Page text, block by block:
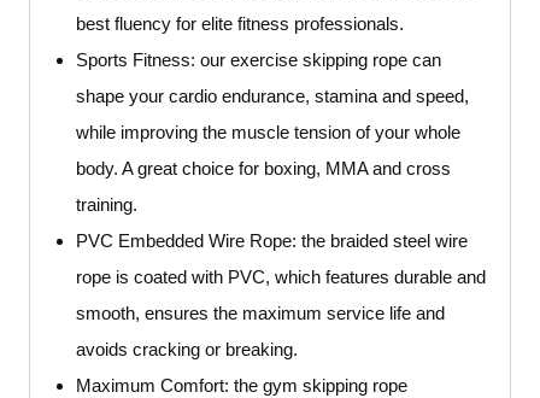
best fluency for elite fitness professionals.
Sports Fitness: our exercise skipping rope can
shape your cardio endurance, stamina and speed,
while improving the muscle tension of your whole
body. A great choice for boxing, MMA and cross
training.
PVC Embedded Wire Rope: the braided steel wire
rope is coated with PVC, which features durable and
smooth, ensures the maximum service life and
avoids cracking or breaking.
Maximum Comfort: the gym skipping rope